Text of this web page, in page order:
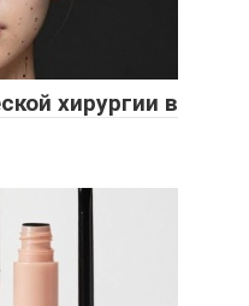
хирургии в